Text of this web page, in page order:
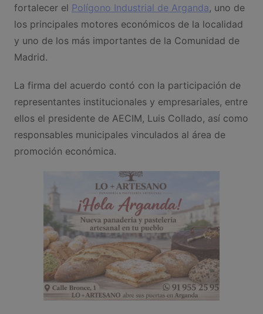
fortalecer el Polígono Industrial de Arganda, uno de
los principales motores económicos de la localidad
y uno de los más importantes de la Comunidad de
Madrid.
La firma del acuerdo contó con la participación de
representantes institucionales y empresariales, entre
ellos el presidente de AECIM, Luis Collado, así como
responsables municipales vinculados al área de
promoción económica.